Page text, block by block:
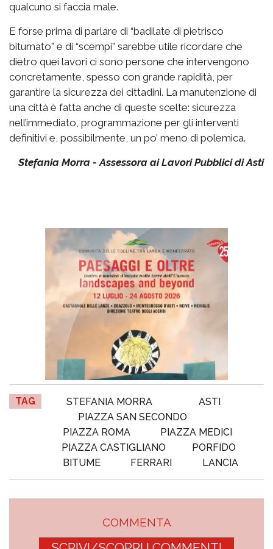
qualcuno si faccia male.
E forse prima di parlare di “badilate di pietrisco
bitumato” e di “scempi” sarebbe utile ricordare che
dietro quei lavori ci sono persone che intervengono
concretamente, spesso con grande rapidità, per
garantire la sicurezza dei cittadini. La manutenzione di
una città è fatta anche di queste scelte: sicurezza
nell’immediato, programmazione per gli interventi
definitivi e, possibilmente, un po’ meno di polemica.
Stefania Morra - Assessora ai Lavori Pubblici di Asti
TAG STEFANIA MORRA
ASTI
PIAZZA SAN SECONDO
PIAZZA ROMA
PIAZZA MEDICI
PIAZZA CASTIGLIANO
PORFIDO
BITUME
FERRARI LANCIA
COMMENTA